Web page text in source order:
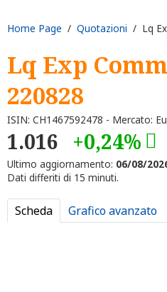
Home Page / Quotazioni / Lq
Lq Exp
220828
ISIN: CH1467592478 - Mercato:
1.016 +0,24%
Ultimo aggiornamento: 06/08/
Dati differiti di 15 minuti.
Scheda Grafico avanzato